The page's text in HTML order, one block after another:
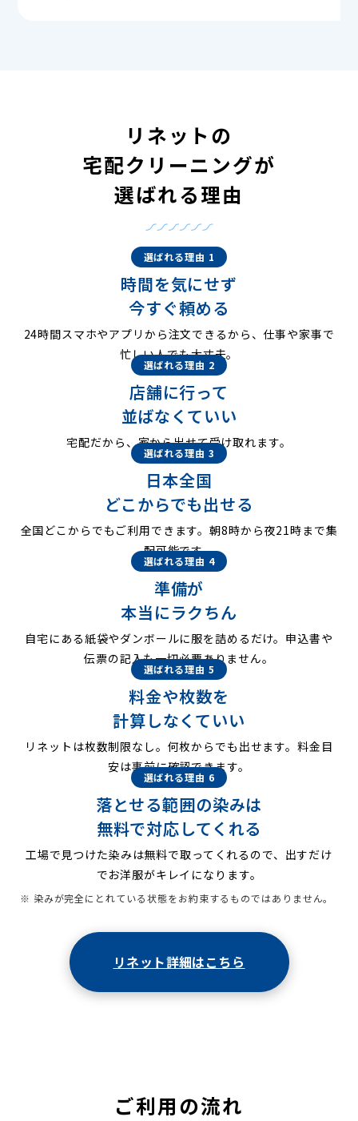
リネットの
宅配クリーニングが
選ばれる理由
選ばれる理由 1
時間を気にせず
今すぐ頼める
24時間スマホやアプリから注文できるから、仕事や家事で
忙しい人でも大丈夫。
選ばれる理由 2
店舗に行って
並ばなくていい
宅配だから、家から出せて受け取れます。
選ばれる理由 3
日本全国
どこからでも出せる
全国どこからでもご利用できます。朝8時から夜21時まで集
配可能です。
選ばれる理由 4
準備が
本当にラクちん
自宅にある紙袋やダンボールに服を詰めるだけ。申込書や
伝票の記入も一切必要ありません。
選ばれる理由 5
料金や枚数を
計算しなくていい
リネットは枚数制限なし。何枚からでも出せます。料金目
安は事前に確認できます。
選ばれる理由 6
落とせる範囲の染みは
無料で対応してくれる
工場で見つけた染みは無料で取ってくれるので、出すだけ
でお洋服がキレイになります。
※ 染みが完全にとれている状態をお約束するものではありません。
リネット詳細はこちら
ご利用の流れ